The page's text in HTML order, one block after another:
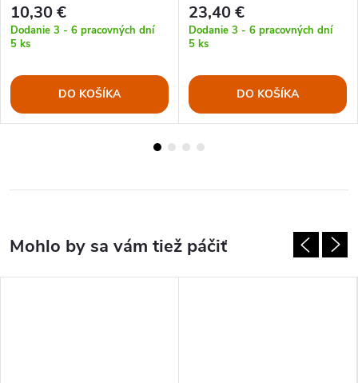
10,30 €
Dodanie 3 - 6 pracovných dní
5 ks
DO KOŠÍKA
23,40 €
Dodanie 3 - 6 pracovných dní
5 ks
DO KOŠÍKA